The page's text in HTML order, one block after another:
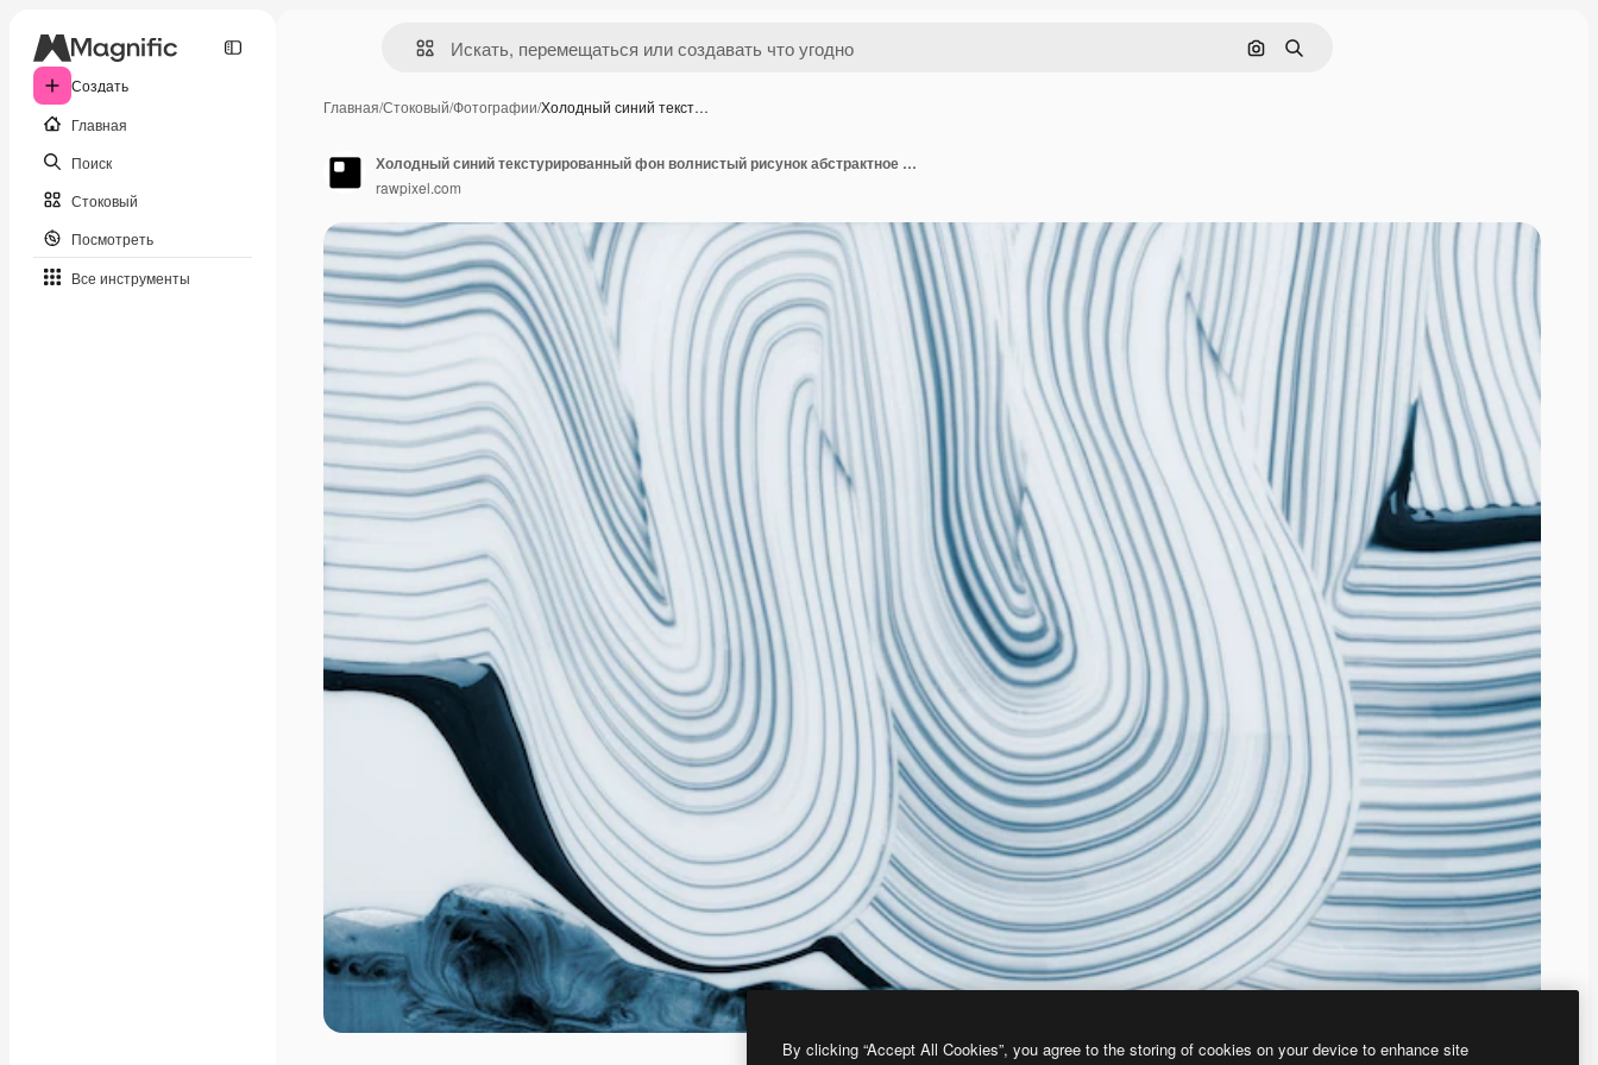
Создать
Главная
Поиск
Стоковый
Посмотреть
Все инструменты
Поиск по изображению
Поиск
Главная/Стоковый/Фотографии/Холодный синий текст…
Холодный синий текстурированный фон волнистый рисунок абстрактное искусство
rawpixel.com
By clicking “Accept All Cookies”, you agree to the storing of cookies on your device to enhance site